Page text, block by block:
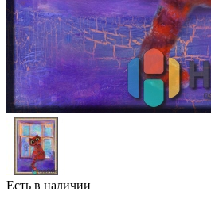
Есть в наличии